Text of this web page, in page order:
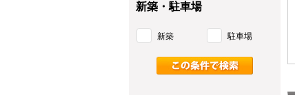
新築・駐車場
新築 駐車場